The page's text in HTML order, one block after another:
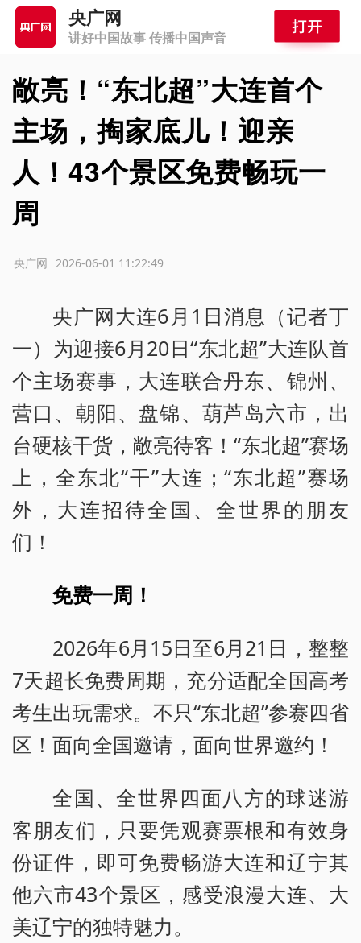
央广网
讲好中国故事 传播中国声音
敞亮！“东北超”大连首个
主场，掏家底儿！迎亲
人！43个景区免费畅玩一
周
2026-06-01 11:22:49
央广网
央广网大连6月1日消息（记者丁
一）为迎接6月20日“东北超”大连队首
个主场赛事，大连联合丹东、锦州、
营口、朝阳、盘锦、葫芦岛六市，出
台硬核干货，敞亮待客！“东北超”赛场
上，全东北“干”大连；“东北超”赛场
外，大连招待全国、全世界的朋友
们！
免费一周！
2026年6月15日至6月21日，整整
7天超长免费周期，充分适配全国高考
考生出玩需求。不只“东北超”参赛四省
区！面向全国邀请，面向世界邀约！
全国、全世界四面八方的球迷游
客朋友们，只要凭观赛票根和有效身
份证件，即可免费畅游大连和辽宁其
他六市43个景区，感受浪漫大连、大
美辽宁的独特魅力。